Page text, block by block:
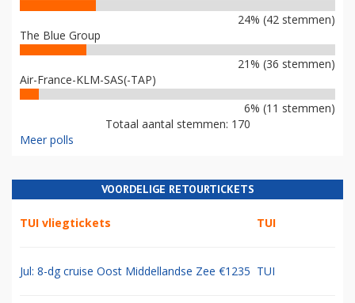
24% (42 stemmen)
The Blue Group
21% (36 stemmen)
Air-France-KLM-SAS(-TAP)
6% (11 stemmen)
Totaal aantal stemmen: 170
Meer polls
VOORDELIGE RETOURTICKETS
TUI vliegtickets TUI
Jul: 8-dg cruise Oost Middellandse Zee €1235 TUI